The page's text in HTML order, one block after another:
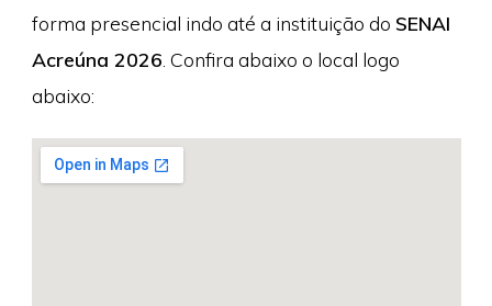
forma presencial indo até a instituição do SENAI
Acreúna 2026 . Confira abaixo o local logo
abaixo: